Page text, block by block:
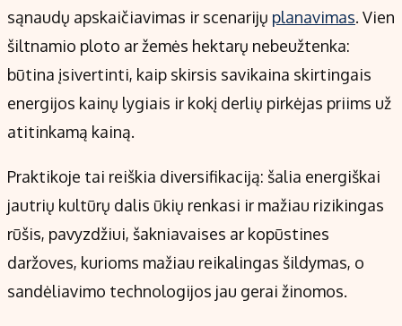
sąnaudų apskaičiavimas ir scenarijų planavimas. Vien
šiltnamio ploto ar žemės hektarų nebeužtenka:
būtina įsivertinti, kaip skirsis savikaina skirtingais
energijos kainų lygiais ir kokį derlių pirkėjas priims už
atitinkamą kainą.
Praktikoje tai reiškia diversifikaciją: šalia energiškai
jautrių kultūrų dalis ūkių renkasi ir mažiau rizikingas
rūšis, pavyzdžiui, šakniavaises ar kopūstines
daržoves, kurioms mažiau reikalingas šildymas, o
sandėliavimo technologijos jau gerai žinomos.